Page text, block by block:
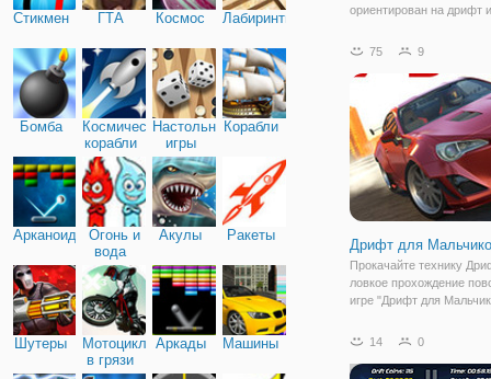
Стикмен ГТА Космос Лабиринты
Бомба
Космические
корабли
Настольные
игры
Корабли
Арканоид
Огонь и
вода
Акулы Ракеты
Шутеры
Мотоциклы
в грязи
Аркады Машины
ориентирован на дрифт
больше денег на лучшие
убедитесь, что у вас
один автомобиль в
75 9
Дрифт для
Прокачайте технику
ловкое прохождение
игре "Дрифт для
управлять заносом и
траектории. Основа
14 0